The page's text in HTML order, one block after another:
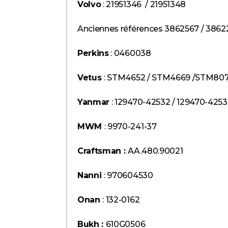
Volvo: 21951346 / 21951348
Anciennes références 3862567 /
Perkins: 0460038
Vetus : STM4652 / STM4669 /
Yanmar : 129470-42532 / 129470-
MWM : 9970-241-37
Craftsman :AA.480.90021
Nanni : 970604530
Onan : 132-0162
Bukh : 610G0506